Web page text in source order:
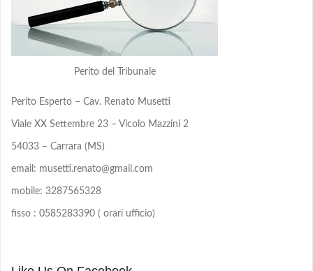
Perito del Tribunale
Perito Esperto – Cav. Renato Musetti
Viale XX Settembre 23 – Vicolo Mazzini 2
54033 – Carrara (MS)
email: musetti.renato@gmail.com
mobile: 3287565328
fisso : 0585283390 ( orari ufficio)